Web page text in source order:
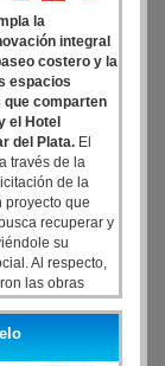
la
integral
costero y la
espacios
comparten
el Hotel
del Plata. El
través de la
de la
proyecto que
recuperar y
su
Al respecto,
las obras
es referencia y
y